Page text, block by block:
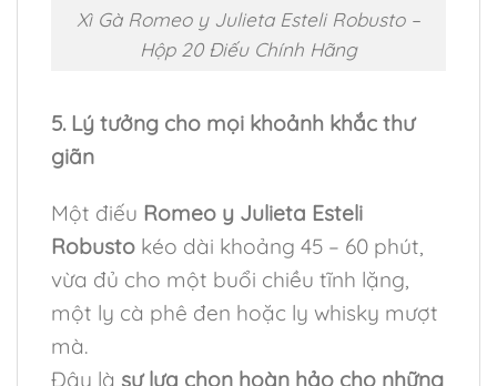
Xì Gà Romeo y Julieta Esteli Robusto –
Hộp 20 Điếu Chính Hãng
5. Lý tưởng cho mọi khoảnh khắc thư
giãn
Một điếu Romeo y Julieta Esteli
Robusto kéo dài khoảng 45 – 60 phút,
vừa đủ cho một buổi chiều tĩnh lặng,
một ly cà phê đen hoặc ly whisky mượt
mà.
Đây là sự lựa chọn hoàn hảo cho những